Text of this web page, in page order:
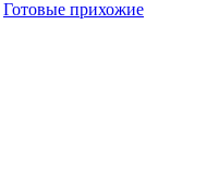
Готовые прихожие